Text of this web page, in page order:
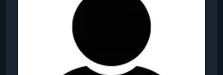
категории. Он внес большой вклад в развитие
радиоспорта. Помогал молодым талантам
конструироват